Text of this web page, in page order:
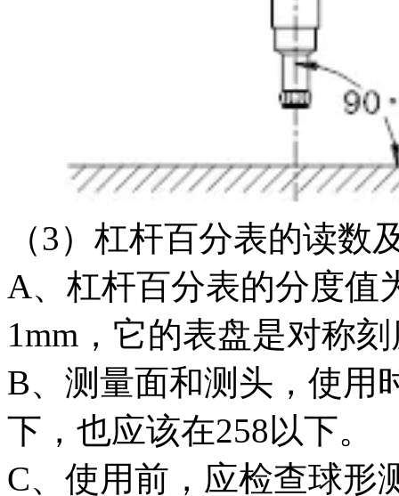
（3）杠杆百分表的读数
A、杠杆百分表的分度值
1mm，它的表盘是对称
B、测量面和测头，使用
下，也应该在258以下。
C、使用前，应检查球形